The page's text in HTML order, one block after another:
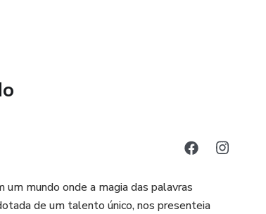
mundo onde a magia das palavras
de um talento único, nos presenteia